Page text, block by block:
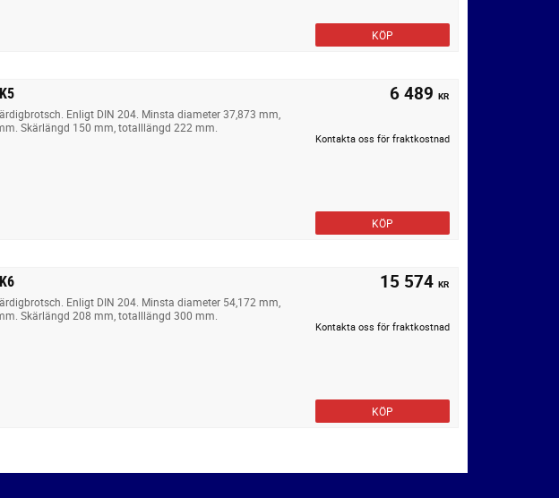
KÖP
Enligt DIN 204. Minsta diameter 37,873 mm,
Skärlängd 150 mm, totalllängd 222 mm.
6 489 KR
Kontakta oss för fraktkostnad
KÖP
Enligt DIN 204. Minsta diameter 54,172 mm,
Skärlängd 208 mm, totalllängd 300 mm.
15 574 KR
Kontakta oss för fraktkostnad
KÖP